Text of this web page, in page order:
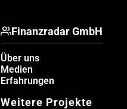
Finanzradar GmbH
Über uns
Medien
Erfahrungen
Weitere Projekte